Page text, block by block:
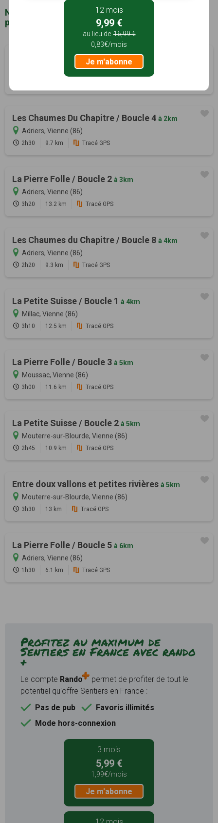
Notre sélection de sentiers de randonnée à
proximité de Adriers (86)
Les Chaumes du Chapitre / Boucle 3
Adriers, Vienne (86)
Les Chaumes Du Chapitre / Boucle 4 à 2km
Adriers, Vienne (86)
2h30 9.7 km Tracé GPS
La Pierre Folle / Boucle 2 à 3km
Adriers, Vienne (86)
3h20 13.2 km Tracé GPS
Les Chaumes du Chapitre / Boucle 8 à 4km
Adriers, Vienne (86)
2h20 9.3 km Tracé GPS
La Petite Suisse / Boucle 1 à 4km
Millac, Vienne (86)
3h10 12.5 km Tracé GPS
La Pierre Folle / Boucle 3 à 5km
Moussac, Vienne (86)
3h00 11.6 km Tracé GPS
La Petite Suisse / Boucle 2 à 5km
Mouterre-sur-Blourde, Vienne (86)
2h45 10.9 km Tracé GPS
Entre doux vallons et petites rivières à 5km
Mouterre-sur-Blourde, Vienne (86)
3h30 13 km Tracé GPS
La Pierre Folle / Boucle 5 à 6km
Adriers, Vienne (86)
1h30 6.1 km Tracé GPS
Profitez au maximum de
Sentiers en France avec rando
+
Le compte Rando
permet de profiter de tout le
potentiel qu'offre Sentiers en France :
Pas de pub
Favoris illimités
Mode hors-connexion
3 mois
5,99 €
1,99€/mois
Je m'abonne
12 mois
9,99 €
au lieu de 16,99 €
0,83€/mois
Je m'abonne